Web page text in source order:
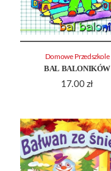
BAL BALONIKÓW
17.00 zł
Domowe Przedszkole